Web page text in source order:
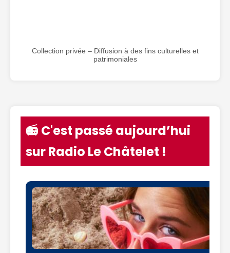
Collection privée – Diffusion à des fins culturelles et
patrimoniales
📻 C'est passé aujourd’hui
sur Radio Le Châtelet !